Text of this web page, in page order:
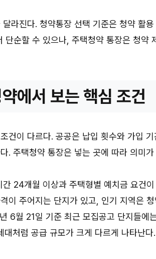
라진다. 청약통장 선택 기준은 청약 활
단순할 수 있으나, 주택청약 통장은 청약
에서 보는 핵심 조건
건이 다르다. 공공은 납입 횟수와 가입
. 주택청약 통장은 넣는 곳에 따라 의미가
24개월 이상과 주택형별 예치금 요건
이 주어지는 단지가 있고, 인기 지역은
6월 21일 기준 최근 모집공고 단지들에
처럼 공급 규모가 크게 다르게 나타난다.